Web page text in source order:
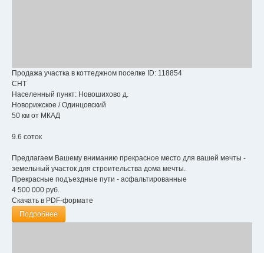
Продажа участка в коттеджном поселке ID: 118854
СНТ
Населенный пункт: Новошихово д.
Новорижское /Одинцовский
50 км от МКАД
9.6 соток
Предлагаем Вашему вниманию прекрасное место для вашей мечты -
земельный участок для строительства дома мечты.
Прекрасные подъездные пути - асфальтированные
4 500 000 руб.
Скачать в PDF-формате
Подробнее